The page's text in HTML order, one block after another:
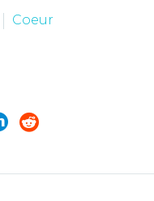
Coeur